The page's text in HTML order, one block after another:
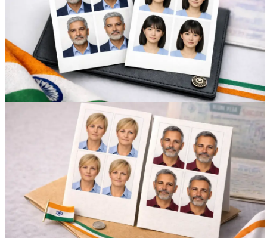
Франшиза
Контакты